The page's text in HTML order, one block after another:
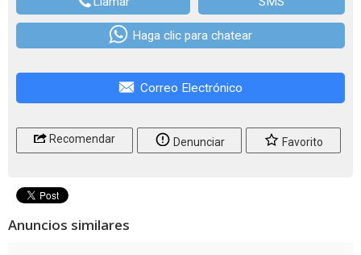
Haga clic para chatear
Correo Electrónico
Recomendar Denunciar Favorito
Anuncios similares